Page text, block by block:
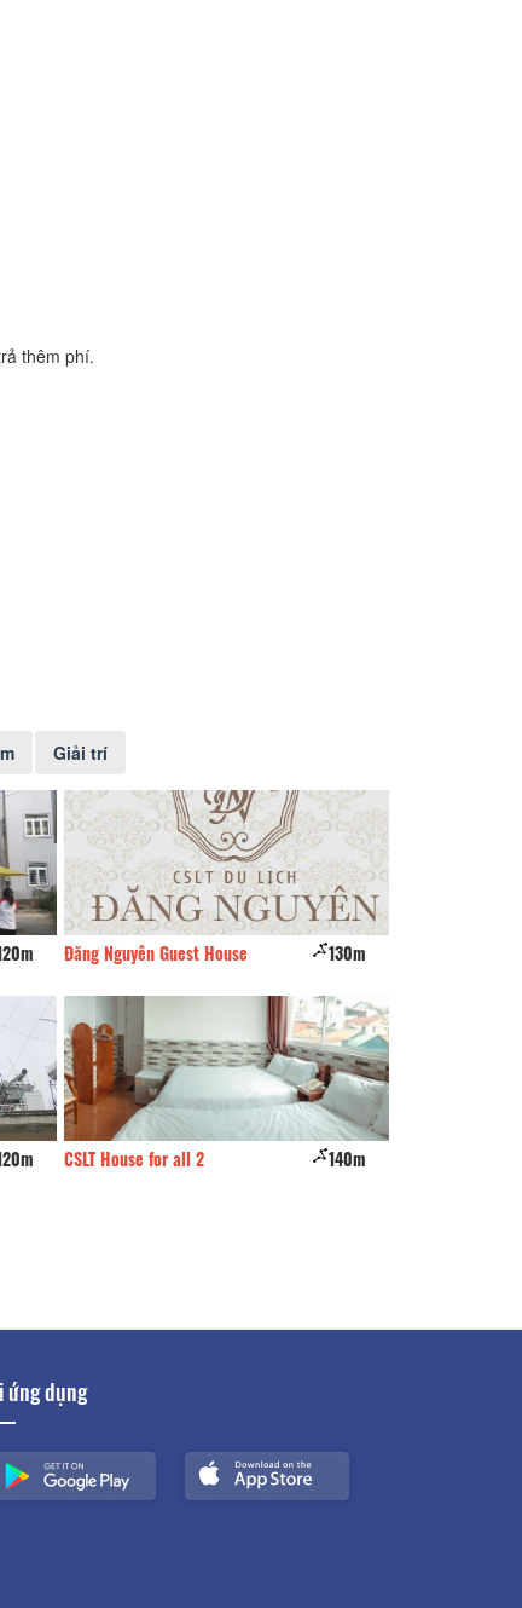
thêm phí.
Giải trí
Đăng Nguyên Guest House 130m
CSLT House for all 2 140m
ứng dụng